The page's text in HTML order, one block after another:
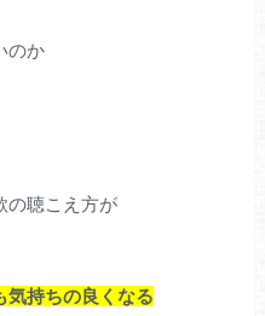
のか
の聴こえ方が
気持ちの良くなる